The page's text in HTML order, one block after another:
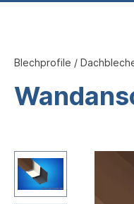
Blechprofile /
Bildergalerie